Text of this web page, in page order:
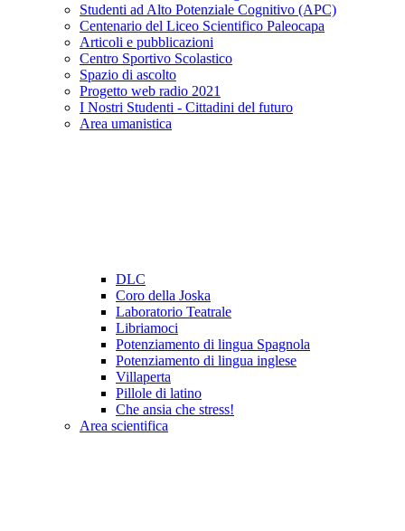
Studenti ad Alto Potenziale Cognitivo (APC)
Centenario del Liceo Scientifico Paleocapa
Articoli e pubblicazioni
Centro Sportivo Scolastico
Spazio di ascolto
Progetto web radio 2021
I Nostri Studenti - Cittadini del futuro
Area umanistica
DLC
Coro della Joska
Laboratorio Teatrale
Libriamoci
Potenziamento di lingua Spagnola
Potenziamento di lingua inglese
Villaperta
Pillole di latino
Che ansia che stress!
Area scientifica